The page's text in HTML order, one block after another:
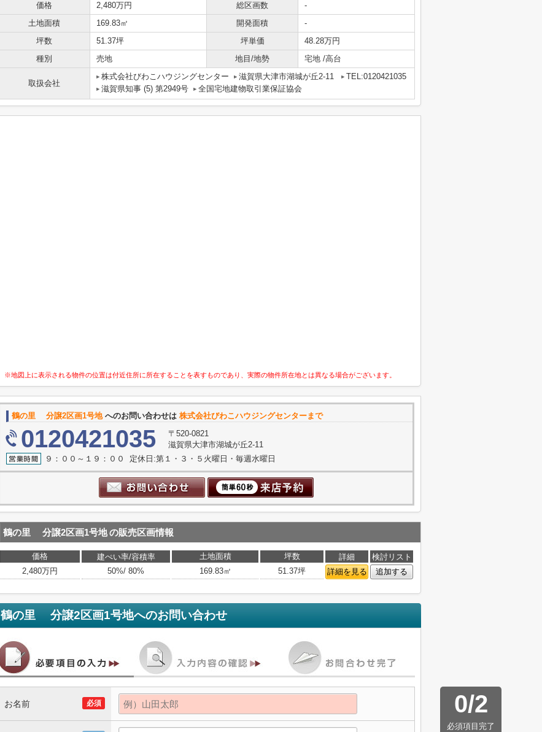
価格 2,480万円 総区画数
-
土地面積
169.83㎡ 開発面積
-
坪数
51.37坪 坪単価
48.28万円
種別
売地 地目/地勢 宅地 /高台
取扱会社
株式会社びわこハウジングセンター 滋賀県大津市湖城が丘2-11
TEL:0120421035
滋賀県知事 (5) 第2949号
全国宅地建物取引業保証協会
※地図上に表示される物件の位置は付近住所に所在することを表すものであり、実際の物件所在地とは異なる場合がございます。
鶴の里 分譲2区画1号地へのお問い合わせは 株式会社びわこハウジングセンターまで
0120421035
〒520-0821
滋賀県大津市湖城が丘2-11
９：００～１９：００ 定休日:第１・３・５火曜日・毎週水曜日
鶴の里 分譲2区画1号地の販売区画情報
価格 建ぺい率/容積率 土地面積 坪数 詳細
検討リスト
2,480万円
50%/ 80% 169.83㎡ 51.37坪 詳細を見る 追加する
鶴の里 分譲2区画1号地へのお問い合わせ
0/2
必須項目完了
必須
お名前